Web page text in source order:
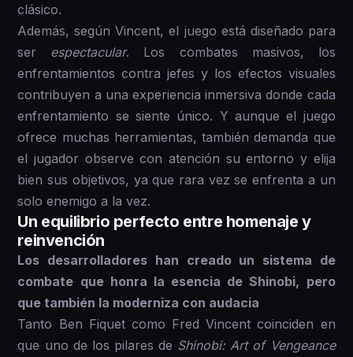
clásico.
Además, según Vincent, el juego está diseñado para
ser espectacular. Los combates masivos, los
enfrentamientos contra jefes y los efectos visuales
contribuyen a una experiencia inmersiva donde cada
enfrentamiento se siente único. Y aunque el juego
ofrece muchas herramientas, también demanda que
el jugador observe con atención su entorno y elija
bien sus objetivos, ya que rara vez se enfrenta a un
solo enemigo a la vez.
Un equilibrio perfecto entre homenaje y
reinvención
Los desarrolladores han creado un sistema de
combate que honra la esencia de Shinobi, pero
que también la moderniza con audacia
Tanto Ben Fiquet como Fred Vincent coinciden en
que uno de los pilares de Shinobi: Art of Vengeance